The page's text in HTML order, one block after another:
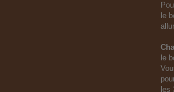
le
le
les